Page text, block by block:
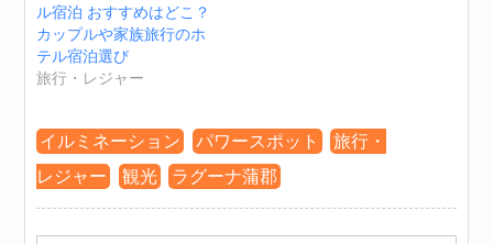
ル宿泊 おすすめはどこ？
カップルや家族旅行のホ
テル宿泊選び
旅行・レジャー
イルミネーション パワースポット
旅行・
レジャー
観光 ラグーナ蒲郡